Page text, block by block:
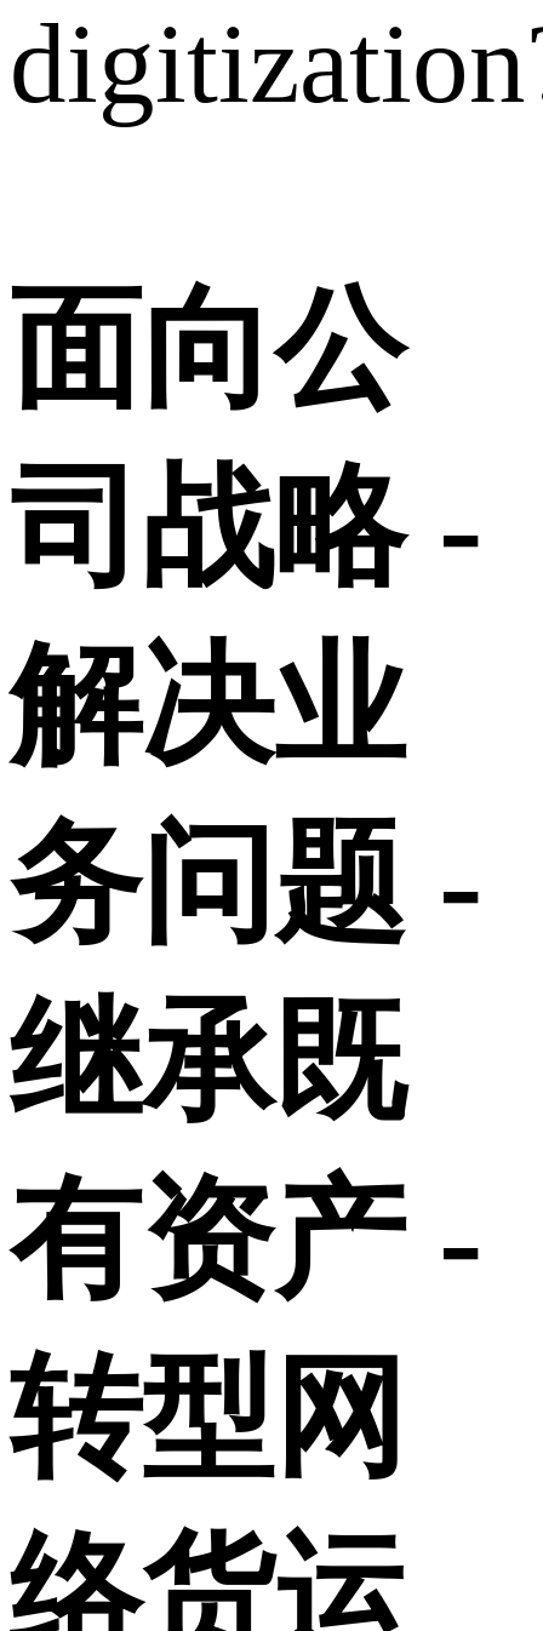
面向公
司战略 -
解决业
务问题 -
继承既
有资产 -
转型网
络货运